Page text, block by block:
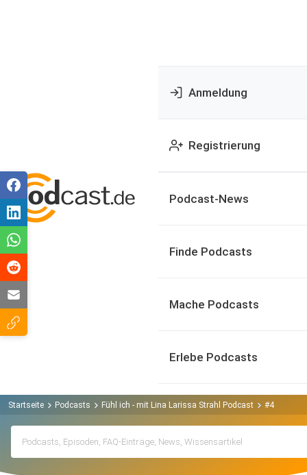
Anmeldung
Registrierung
Podcast-News
Finde Podcasts
Mache Podcasts
Erlebe Podcasts
Startseite Podcasts Fühl ich - mit Lina Larissa Strahl Podcast #4 Body-